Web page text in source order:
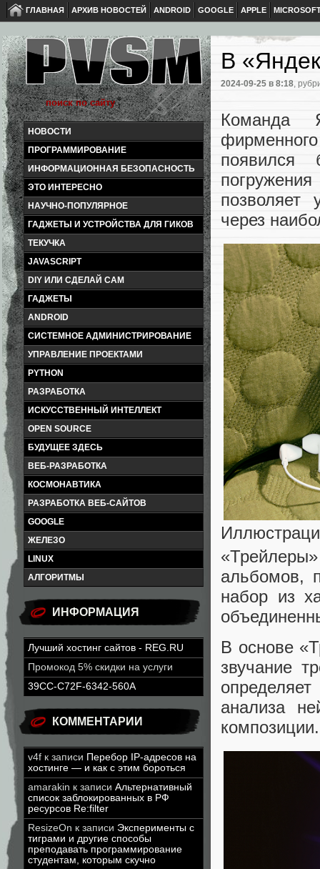
ГЛАВНАЯ АРХИВ НОВОСТЕЙ ANDROID GOOGLE APPLE
НОВОСТИ
ПРОГРАММИРОВАНИЕ
ИНФОРМАЦИОННАЯ БЕЗОПАСНОСТЬ
ЭТО ИНТЕРЕСНО
НАУЧНО-ПОПУЛЯРНОЕ
ГАДЖЕТЫ И УСТРОЙСТВА ДЛЯ ГИКОВ
ТЕКУЧКА
JAVASCRIPT
DIY ИЛИ СДЕЛАЙ САМ
ГАДЖЕТЫ
ANDROID
СИСТЕМНОЕ АДМИНИСТРИРОВАНИЕ
УПРАВЛЕНИЕ ПРОЕКТАМИ
PYTHON
РАЗРАБОТКА
ИСКУССТВЕННЫЙ ИНТЕЛЛЕКТ
OPEN SOURCE
БУДУЩЕЕ ЗДЕСЬ
ВЕБ-РАЗРАБОТКА
КОСМОНАВТИКА
РАЗРАБОТКА ВЕБ-САЙТОВ
GOOGLE
ЖЕЛЕЗО
LINUX
АЛГОРИТМЫ
ИНФОРМАЦИЯ
Лучший хостинг сайтов - REG.RU
Промокод 5% скидки на услуги
39CC-C72F-6342-560A
КОММЕНТАРИИ
v4f к записи Перебор IP-адресов на
хостинге — и как с этим бороться
amarakin к записи Альтернативный
список заблокированных в РФ
ресурсов Re:filter
ResizeOn к записи Эксперименты с
тиграми и другие способы
преподавать программирование
студентам, которым скучно
В
2024-09-25 в 8:18,
Команда
появился
позволяет
через
альбомов,
набор из
В основе
звучание
анализа
композиции.